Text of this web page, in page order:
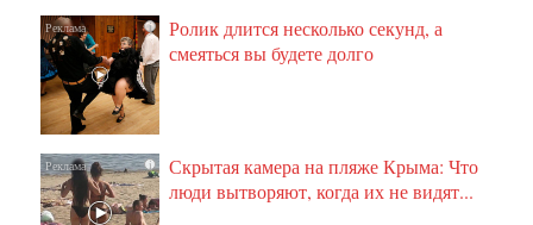
i
Ролик длится несколько секунд, а
смеяться вы будете долго
i
Скрытая камера на пляже Крыма: Что
люди вытворяют, когда их не видят...